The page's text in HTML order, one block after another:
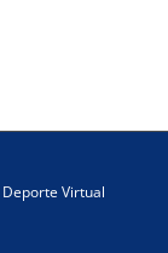
Deporte Virtual